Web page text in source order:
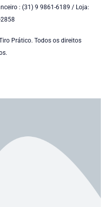
: (31) 9 9861-6189 / Loja:
Prático. Todos os direitos